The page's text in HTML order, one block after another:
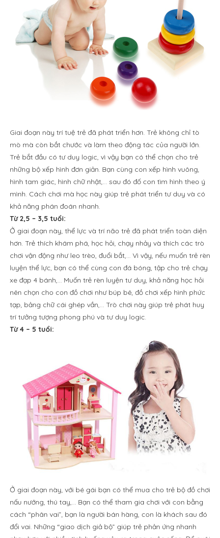
Giai đoạn này trí tuệ trẻ đã phát triển hơn. Trẻ không chỉ tò
mò mà còn bắt chước và làm theo động tác của người lớn.
Trẻ bắt đầu có tư duy logic, vì vậy bạn có thể chọn cho trẻ
những bộ xếp hình đơn giản. Bạn cùng con xếp hình vuông,
hình tam giác, hình chữ nhật,… sau đó đố con tìm hình theo ý
mình. Cách chơi mà học này giúp trẻ phát triển tư duy và có
khả năng phán đoán nhanh.
Từ 2,5 – 3,5 tuổi:
Ở giai đoạn này, thể lực và trí não trẻ đã phát triển toàn diện
hơn. Trẻ thích khám phá, học hỏi, chạy nhảy và thích các trò
chơi vận động như leo trèo, đuổi bắt,… Vì vậy, nếu muốn trẻ rèn
luyện thể lực, bạn có thể cùng con đá bóng, tập cho trẻ chạy
xe đạp 4 bánh,… Muốn trẻ rèn luyện tư duy, khả năng học hỏi
nên chọn cho con đồ chơi như búp bê, đồ chơi xếp hình phức
tạp, bảng chữ cái ghép vần,… Trò chơi này giúp trẻ phát huy
trí tưởng tượng phong phú và tư duy logic.
Từ 4 – 5 tuổi:
Ở giai đoạn này, với bé gái bạn có thể mua cho trẻ bộ đồ chơi
nấu nướng, thú tay,… Bạn có thể tham gia chơi với con bằng
cách “phân vai”, bạn là người bán hàng, con là khách sau đó
đổi vai. Những “giao dịch giả bộ” giúp trẻ phản ứng nhanh